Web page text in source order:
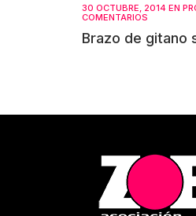
30 OCTUBRE, 2014 EN
COMENTARIOS
Brazo de gitano